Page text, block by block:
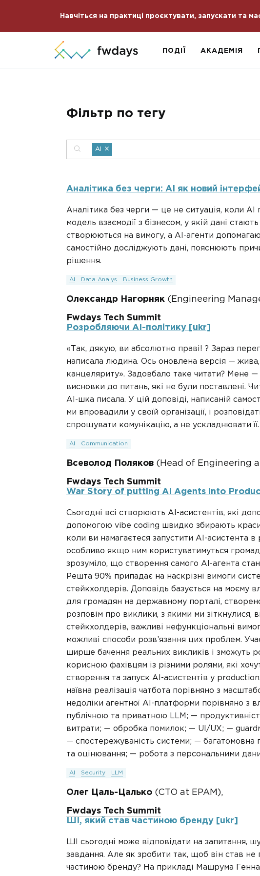
Навчіться на практиці проєктувати, запускати та
ПОДІЇ АКАДЕМІЯ
Фільтр по тегу
AI ×
Аналітика без черги: AI як новий
Аналітика без черги — це не ситуація, коли
модель взаємодії з бізнесом, у якій дані
створюються на вимогу, а AI-агенти
самостійно досліджують дані, пояснюють
рішення.
AI Data Analys Business Growth
Олександр Нагорняк (Engineering
Fwdays Tech Summit
Розробляючи AI-політику [ukr]
«Так, дякую, ви абсолютно праві! ? Зараз
написала людина. Ось оновлена версія —
канцеляриту». Задовбало таке читати? Мене
висновки до питань, які не були поставлені.
AI-шка писала. У цій доповіді, написаній
ми впровадили у своїй організації, і
спрощувати комунікацію, а не ускладнювати її.
AI Communication
Всеволод Поляков (Head of Engineering
Fwdays Tech Summit
War Story of putting AI Agents into
Сьогодні всі створюють AI-асистентів, які
допомогою vibe coding швидко збирають
коли ви намагаєтеся запустити AI-асистента
особливо якщо ним користуватимуться
зрозуміло, що створення самого AI-агента
Решта 90% припадає на наскрізні вимоги
стейкхолдерів. Доповідь базується на моєму
для громадян на державному порталі,
розповім про виклики, з якими ми зіткнулися,
стейкхолдерів, важливі нефункціональні
можливі способи розв’язання цих проблем.
ширше бачення реальних викликів і зможуть
корисною фахівцям із різними ролями, які
створення та запуск AI-асистентів у
наївна реалізація чатбота порівняно з
недоліки агентної AI-платформи порівняно з
публічною та приватною LLM; —
витрати; — обробка помилок; — UI/UX; —
— спостережуваність системи; —
та оцінювання; — робота з персональними
AI Security LLM
Олег Цаль-Цалько (CTO at EPAM),
Fwdays Tech Summit
ШІ, який став частиною бренду [ukr]
ШІ сьогодні може відповідати на запитання,
завдання. Але як зробити так, щоб він став
частиною бренду? На прикладі Машрума